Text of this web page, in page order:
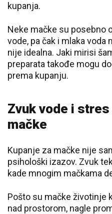
kupanja.
Neke mačke su posebno
vode, pa čak i mlaka
nije idealna. Jaki mirisi
preparata takođe mogu
prema kupanju.
Zvuk vode i
mačke
Kupanje za mačke nije
psihološki izazov. Zvuk
kade mnogim mačkama
Pošto su mačke životinje
nad prostorom, nagle